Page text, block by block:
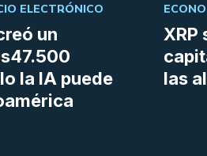
un
la IA puede
ELECTRÓNICO
XRP
las